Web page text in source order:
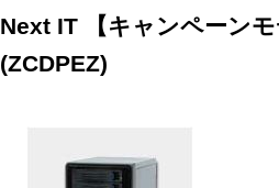
Next IT 【キャンペーン
(ZCDPEZ)